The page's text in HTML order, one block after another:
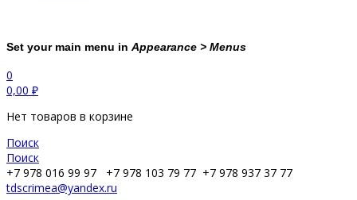
Set your main menu in Appearance > Menus
0
0,00 ₽
Нет товаров в корзине
Поиск
Поиск
+7 978 016 99 97
+7 978 103 79 77 +7 978 937 37 77
tdscrimea@yandex.ru